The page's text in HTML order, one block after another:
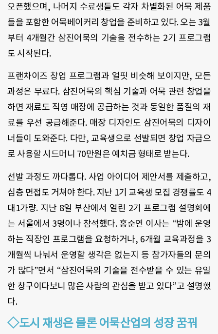
오픈했으며, 나머지 수료생들도 각자 차별화된 어묵 제품
들을 포함한 어묵베이커리 창업을 준비하고 있다. 오는 3월
부터 4개월간 삼진어묵의 기술을 전수하는 2기 프로그램
도 시작된다.
프랜차이즈 창업 프로그램과 얼핏 비슷해 보이지만, 모든
과정은 무료다. 삼진어묵의 핵심 기술과 어묵 관련 창업을
하면 재료도 직영 매장에 공급하는 것과 동일한 품질의 재
료를 우선 공급해준다. 매장 디자인도 삼진어묵의 디자이
너들이 도와준다. 다만, 교육생으로 선발되면 창업 자금으
로 사용할 시드머니 70만원은 예치금 형태로 받는다.
선발 과정도 까다롭다. 사업 아이디어 제안서를 제출하고,
심층 면접도 거쳐야 한다. 지난 1기 교육생 모집 경쟁률도 4
대1가량. 지난 8일 부산에서 열린 2기 프로그램 설명회에
는 서울에서 3명이나 참석했다. 홍순연 이사는 “밤에 운영
하는 직장인 프로그램을 요청하거나, 6개월 교육과정을 3
개월씩 나눠서 운영할 생각은 없는지 등 참가자들의 문의
가 많다”면서 “삼진어묵의 기술을 전수받을 수 있는 유일
한 창구이다보니 많은 사람의 관심을 받고 있다”고 설명했
다.
◇도시 재생은 물론 어묵산업의 성장 꿈꿔